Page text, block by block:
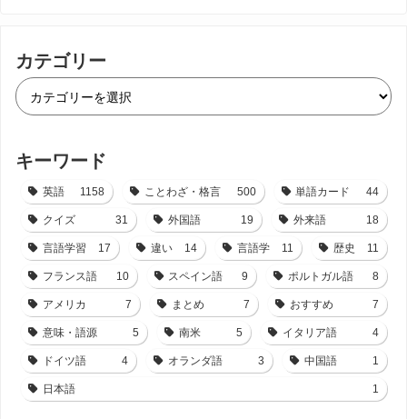
カテゴリー
キーワード
英語 1158 ことわざ・格言 500 単語カード 44
クイズ 31 外国語 19 外来語 18
言語学習 17 違い 14 言語学 11 歴史 11
フランス語 10 スペイン語 9 ポルトガル語 8
アメリカ 7 まとめ 7 おすすめ 7
意味・語源 5 南米 5 イタリア語 4
ドイツ語 4 オランダ語 3 中国語 1
日本語 1